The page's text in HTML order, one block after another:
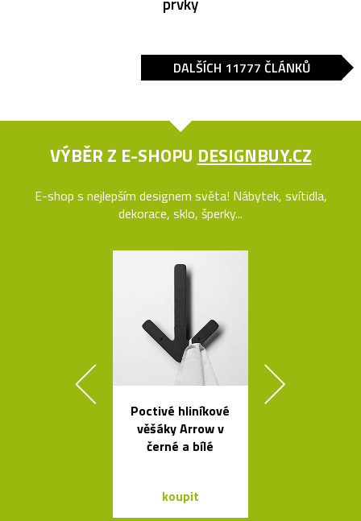
DALŠÍCH 11777 ČLÁNKŮ
VÝBĚR Z E-SHOPU DESIGNBUY.CZ
E-shop s nejlepším designem světa! Nábytek, svítidla,
dekorace, sklo, šperky...
Poctivé hliníkové
věšáky Arrow v
černé a bílé
koupit